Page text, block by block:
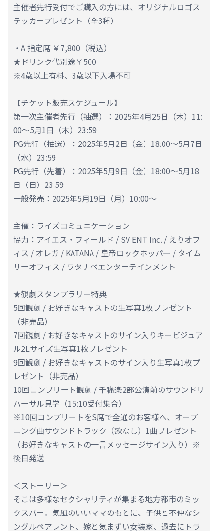
主催者先行受付でご購入の方には、オリジナルロゴス
テッカープレゼント（全3種）
・A 指定席 ￥7,800（税込）
★ドリンク代別途￥500
※4歳以上有料、3歳以下入場不可
【チケット販売スケジュール】
第一次主催者先行（抽選）：2025年4月25日（木）11:
00～5月1日（木）23:59
PG先行（抽選）：2025年5月2日（金）18:00～5月7日
（水）23:59
PG先行（先着）：2025年5月9日（金）18:00～5月18
日（日）23:59
一般発売：2025年5月19日（月）10:00～
主催：ライズコミュニケーション
協力：アイエス・フィールド / SV ENT Inc. / えりオフ
ィス / オレガ / KATANA / 皇帝ロックホッパー / タイム
リーオフィス / ワタナベエンターテインメント
★観劇スタンプラリー特典
5回観劇 / お好きなキャストの生写真1枚プレゼント
（非売品）
7回観劇 / お好きなキャストのサイン入りキービジュア
ル2Lサイズ生写真1枚プレゼント
9回観劇 / お好きなキャストのサイン入り生写真1枚プ
レゼント（非売品）
10回コンプリート観劇 / 千穐楽2部公演前のサウンドリ
ハーサル見学（15:10受付集合）
※10回コンプリートをS席で全通のお客様へ、オープ
ニング曲サウンドトラック（歌なし）1曲プレゼント
（お好きなキャストの一言メッセージサイン入り）※
後日発送
＜ストーリー＞
そこは多様なセクシャリティが集まる地方都市のミッ
クスバー。気風のいいママのもとに、子供と不仲なシ
ングルペアレント、嫁と気まずい女装家、過去にトラ